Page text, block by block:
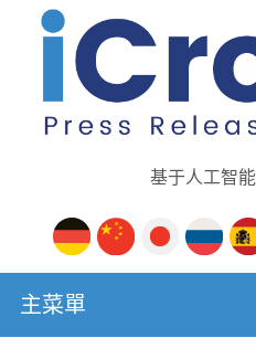
基于人工智
主菜單